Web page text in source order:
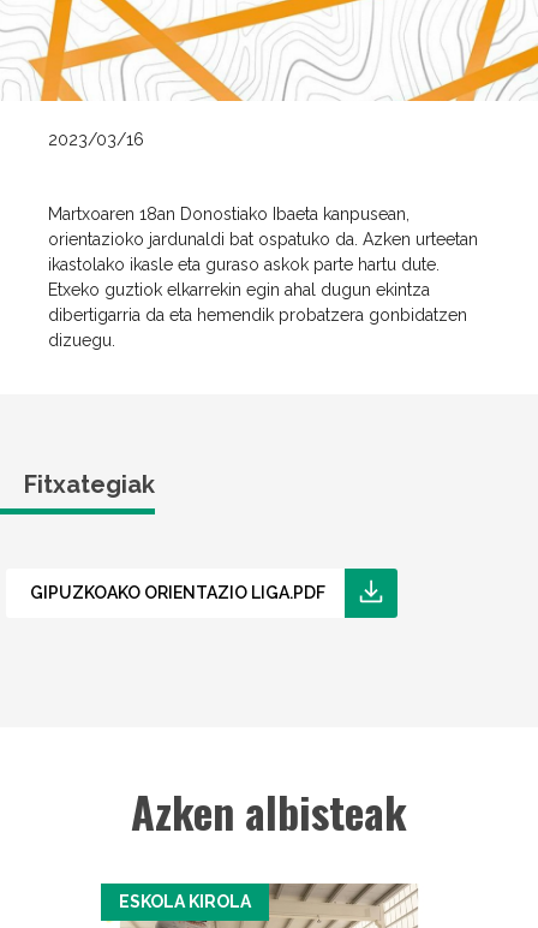
2023/03/16
Martxoaren 18an Donostiako Ibaeta kanpusean,
orientazioko jardunaldi bat ospatuko da. Azken urteetan
ikastolako ikasle eta guraso askok parte hartu dute.
Etxeko guztiok elkarrekin egin ahal dugun ekintza
dibertigarria da eta hemendik probatzera gonbidatzen
dizuegu.
Fitxategiak
GIPUZKOAKO ORIENTAZIO LIGA.PDF
Azken albisteak
ESKOLA KIROLA